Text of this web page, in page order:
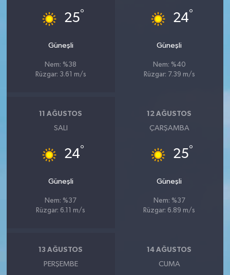
25°
Güneşli
Nem: %38
Rüzgar: 3.61 m/s
24°
Güneşli
Nem: %40
Rüzgar: 7.39 m/s
11 AĞUSTOS
SALI
24°
Güneşli
Nem: %37
Rüzgar: 6.11 m/s
12 AĞUSTOS
ÇARŞAMBA
25°
Güneşli
Nem: %37
Rüzgar: 6.89 m/s
13 AĞUSTOS
PERŞEMBE
14 AĞUSTOS
CUMA